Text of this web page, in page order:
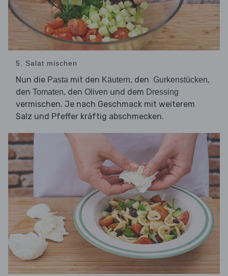
5. Salat mischen
Nun die Pasta mit den Käutern, den Gurkenstücken,
den Tomaten, den Oliven und dem Dressing
vermischen. Je nach Geschmack mit weiterem
Salz und Pfeffer kräftig abschmecken.